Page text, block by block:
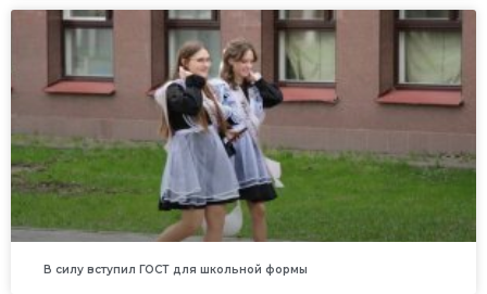
В силу вступил ГОСТ для школьной формы